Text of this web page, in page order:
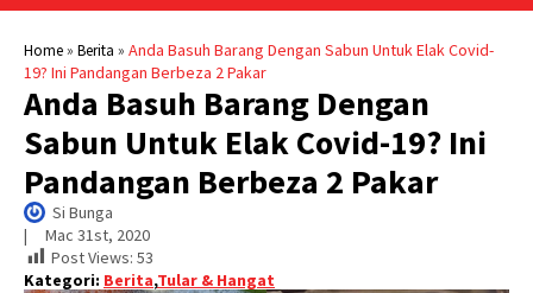
Home» Berita » Anda Basuh Barang Dengan Sabun Untuk Elak Covid-
19? Ini Pandangan Berbeza 2 Pakar
Anda Basuh Barang Dengan
Sabun Untuk Elak Covid-19? Ini
Pandangan Berbeza 2 Pakar
Si Bunga
| Mac 31st, 2020
Post Views: 53
Kategori: Berita,Tular & Hangat